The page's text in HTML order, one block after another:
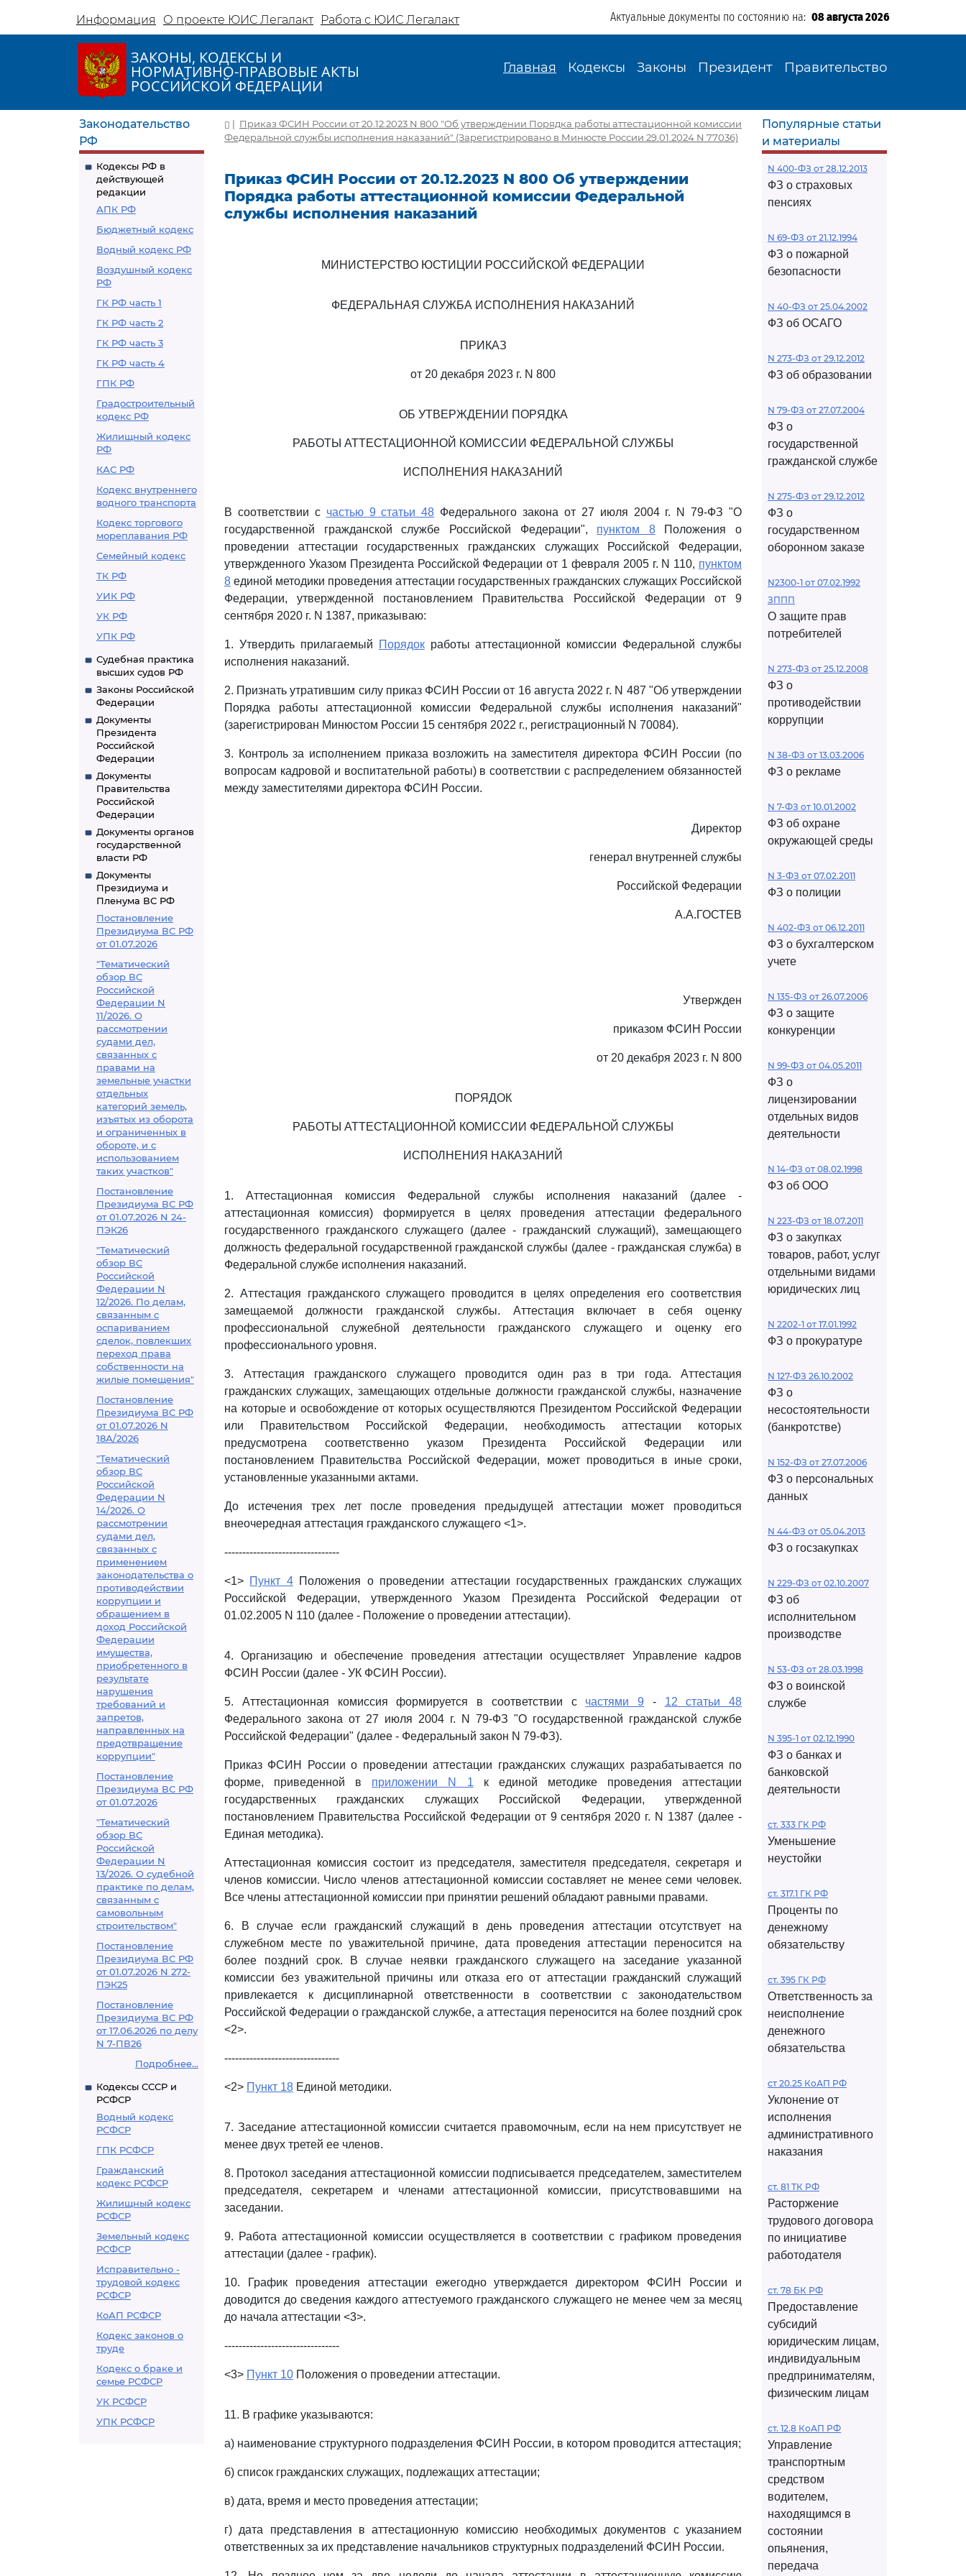
Информация О проекте ЮИС Легалакт Работа с ЮИС Легалакт Актуальные документы по состоянию на: 08 августа 2026
ЗАКОНЫ, КОДЕКСЫ И
НОРМАТИВНО-ПРАВОВЫЕ АКТЫ
РОССИЙСКОЙ ФЕДЕРАЦИИ
Главная Кодексы Законы Президент Правительство
Законодательство
РФ
Кодексы РФ в
действующей
редакции
АПК РФ
Бюджетный кодекс
Водный кодекс РФ
Воздушный кодекс
РФ
ГК РФ часть 1
ГК РФ часть 2
ГК РФ часть 3
ГК РФ часть 4
ГПК РФ
Градостроительный
кодекс РФ
Жилищный кодекс
РФ
КАС РФ
Кодекс внутреннего
водного транспорта
Кодекс торгового
мореплавания РФ
Семейный кодекс
ТК РФ
УИК РФ
УК РФ
УПК РФ
Судебная практика
высших судов РФ
Законы Российской
Федерации
Документы
Президента
Российской
Федерации
Документы
Правительства
Российской
Федерации
Документы органов
государственной
власти РФ
Документы
Президиума и
Пленума ВС РФ
Постановление
Президиума ВС РФ
от 01.07.2026
"Тематический
обзор ВС
Российской
Федерации N
11/2026. О
рассмотрении
судами дел,
связанных с
правами на
земельные участки
отдельных
категорий земель,
изъятых из оборота
и ограниченных в
обороте, и с
использованием
таких участков"
Постановление
Президиума ВС РФ
от 01.07.2026 N 24-
ПЭК26
"Тематический
обзор ВС
Российской
Федерации N
12/2026. По делам,
связанным с
оспариванием
сделок, повлекших
переход права
собственности на
жилые помещения"
Постановление
Президиума ВС РФ
от 01.07.2026 N
18А/2026
"Тематический
обзор ВС
Российской
Федерации N
14/2026. О
рассмотрении
судами дел,
связанных с
применением
законодательства о
противодействии
коррупции и
обращением в
доход Российской
Федерации
имущества,
приобретенного в
результате
нарушения
требований и
запретов,
направленных на
предотвращение
коррупции"
Постановление
Президиума ВС РФ
от 01.07.2026
"Тематический
обзор ВС
Российской
Федерации N
13/2026. О судебной
практике по делам,
связанным с
самовольным
строительством"
Постановление
Президиума ВС РФ
от 01.07.2026 N 272-
ПЭК25
Постановление
Президиума ВС РФ
от 17.06.2026 по делу
N 7-ПВ26
Подробнее...
Кодексы СССР и
РСФСР
Водный кодекс
РСФСР
ГПК РСФСР
Гражданский
кодекс РСФСР
Жилищный кодекс
РСФСР
Земельный кодекс
РСФСР
Исправительно -
трудовой кодекс
РСФСР
КоАП РСФСР
Кодекс законов о
труде
Кодекс о браке и
семье РСФСР
УК РСФСР
УПК РСФСР
| Приказ ФСИН России от 20.12.2023 N 800 "Об утверждении Порядка работы аттестационной комиссии
Федеральной службы исполнения наказаний" (Зарегистрировано в Минюсте России 29.01.2024 N 77036)
Приказ ФСИН России от 20.12.2023 N 800 Об утверждении
Порядка работы аттестационной комиссии Федеральной
службы исполнения наказаний
МИНИСТЕРСТВО ЮСТИЦИИ РОССИЙСКОЙ ФЕДЕРАЦИИ
ФЕДЕРАЛЬНАЯ СЛУЖБА ИСПОЛНЕНИЯ НАКАЗАНИЙ
ПРИКАЗ
от 20 декабря 2023 г. N 800
ОБ УТВЕРЖДЕНИИ ПОРЯДКА
РАБОТЫ АТТЕСТАЦИОННОЙ КОМИССИИ ФЕДЕРАЛЬНОЙ СЛУЖБЫ
ИСПОЛНЕНИЯ НАКАЗАНИЙ
В соответствии с частью 9 статьи 48 Федерального закона от 27 июля 2004 г. N 79-ФЗ "О
государственной гражданской службе Российской Федерации", пунктом 8Положения о
проведении аттестации государственных гражданских служащих Российской Федерации,
утвержденного Указом Президента Российской Федерации от 1 февраля 2005 г. N 110, пунктом
8 единой методики проведения аттестации государственных гражданских служащих Российской
Федерации, утвержденной постановлением Правительства Российской Федерации от 9
сентября 2020 г. N 1387, приказываю:
1. Утвердить прилагаемый Порядокработы аттестационной комиссии Федеральной службы
исполнения наказаний.
2. Признать утратившим силу приказ ФСИН России от 16 августа 2022 г. N 487 "Об утверждении
Порядка работы аттестационной комиссии Федеральной службы исполнения наказаний"
(зарегистрирован Минюстом России 15 сентября 2022 г., регистрационный N 70084).
3. Контроль за исполнением приказа возложить на заместителя директора ФСИН России (по
вопросам кадровой и воспитательной работы) в соответствии с распределением обязанностей
между заместителями директора ФСИН России.
Директор
генерал внутренней службы
Российской Федерации
А.А.ГОСТЕВ
Утвержден
приказом ФСИН России
от 20 декабря 2023 г. N 800
ПОРЯДОК
РАБОТЫ АТТЕСТАЦИОННОЙ КОМИССИИ ФЕДЕРАЛЬНОЙ СЛУЖБЫ
ИСПОЛНЕНИЯ НАКАЗАНИЙ
1. Аттестационная комиссия Федеральной службы исполнения наказаний (далее -
аттестационная комиссия) формируется в целях проведения аттестации федерального
государственного гражданского служащего (далее - гражданский служащий), замещающего
должность федеральной государственной гражданской службы (далее - гражданская служба) в
Федеральной службе исполнения наказаний.
2. Аттестация гражданского служащего проводится в целях определения его соответствия
замещаемой должности гражданской службы. Аттестация включает в себя оценку
профессиональной служебной деятельности гражданского служащего и оценку его
профессионального уровня.
3. Аттестация гражданского служащего проводится один раз в три года. Аттестация
гражданских служащих, замещающих отдельные должности гражданской службы, назначение
на которые и освобождение от которых осуществляются Президентом Российской Федерации
или Правительством Российской Федерации, необходимость аттестации которых
предусмотрена соответственно указом Президента Российской Федерации или
постановлением Правительства Российской Федерации, может проводиться в иные сроки,
установленные указанными актами.
До истечения трех лет после проведения предыдущей аттестации может проводиться
внеочередная аттестация гражданского служащего <1>.
--------------------------------
<1> Пункт 4Положения о проведении аттестации государственных гражданских служащих
Российской Федерации, утвержденного Указом Президента Российской Федерации от
01.02.2005 N 110 (далее - Положение о проведении аттестации).
4. Организацию и обеспечение проведения аттестации осуществляет Управление кадров
ФСИН России (далее - УК ФСИН России).
5. Аттестационная комиссия формируется в соответствии с частями 9 - 12 статьи 48
Федерального закона от 27 июля 2004 г. N 79-ФЗ "О государственной гражданской службе
Российской Федерации" (далее - Федеральный закон N 79-ФЗ).
Приказ ФСИН России о проведении аттестации гражданских служащих разрабатывается по
форме, приведенной в приложении N 1 к единой методике проведения аттестации
государственных гражданских служащих Российской Федерации, утвержденной
постановлением Правительства Российской Федерации от 9 сентября 2020 г. N 1387 (далее -
Единая методика).
Аттестационная комиссия состоит из председателя, заместителя председателя, секретаря и
членов комиссии. Число членов аттестационной комиссии составляет не менее семи человек.
Все члены аттестационной комиссии при принятии решений обладают равными правами.
6. В случае если гражданский служащий в день проведения аттестации отсутствует на
служебном месте по уважительной причине, дата проведения аттестации переносится на
более поздний срок. В случае неявки гражданского служащего на заседание указанной
комиссии без уважительной причины или отказа его от аттестации гражданский служащий
привлекается к дисциплинарной ответственности в соответствии с законодательством
Российской Федерации о гражданской службе, а аттестация переносится на более поздний срок
<2>.
--------------------------------
<2> Пункт 18 Единой методики.
7. Заседание аттестационной комиссии считается правомочным, если на нем присутствует не
менее двух третей ее членов.
8. Протокол заседания аттестационной комиссии подписывается председателем, заместителем
председателя, секретарем и членами аттестационной комиссии, присутствовавшими на
заседании.
9. Работа аттестационной комиссии осуществляется в соответствии с графиком проведения
аттестации (далее - график).
10. График проведения аттестации ежегодно утверждается директором ФСИН России и
доводится до сведения каждого аттестуемого гражданского служащего не менее чем за месяц
до начала аттестации <3>.
--------------------------------
<3> Пункт 10 Положения о проведении аттестации.
11. В графике указываются:
а) наименование структурного подразделения ФСИН России, в котором проводится аттестация;
б) список гражданских служащих, подлежащих аттестации;
в) дата, время и место проведения аттестации;
г) дата представления в аттестационную комиссию необходимых документов с указанием
ответственных за их представление начальников структурных подразделений ФСИН России.
Популярные статьи
и материалы
N 400-ФЗ от 28.12.2013
ФЗ о страховых
пенсиях
N 69-ФЗ от 21.12.1994
ФЗ о пожарной
безопасности
N 40-ФЗ от 25.04.2002
ФЗ об ОСАГО
N 273-ФЗ от 29.12.2012
ФЗ об образовании
N 79-ФЗ от 27.07.2004
ФЗ о
государственной
гражданской службе
N 275-ФЗ от 29.12.2012
ФЗ о
государственном
оборонном заказе
N2300-1 от 07.02.1992
ЗППП
О защите прав
потребителей
N 273-ФЗ от 25.12.2008
ФЗ о
противодействии
коррупции
N 38-ФЗ от 13.03.2006
ФЗ о рекламе
N 7-ФЗ от 10.01.2002
ФЗ об охране
окружающей среды
N 3-ФЗ от 07.02.2011
ФЗ о полиции
N 402-ФЗ от 06.12.2011
ФЗ о бухгалтерском
учете
N 135-ФЗ от 26.07.2006
ФЗ о защите
конкуренции
N 99-ФЗ от 04.05.2011
ФЗ о
лицензировании
отдельных видов
деятельности
N 14-ФЗ от 08.02.1998
ФЗ об ООО
N 223-ФЗ от 18.07.2011
ФЗ о закупках
товаров, работ, услуг
отдельными видами
юридических лиц
N 2202-1 от 17.01.1992
ФЗ о прокуратуре
N 127-ФЗ 26.10.2002
ФЗ о
несостоятельности
(банкротстве)
N 152-ФЗ от 27.07.2006
ФЗ о персональных
данных
N 44-ФЗ от 05.04.2013
ФЗ о госзакупках
N 229-ФЗ от 02.10.2007
ФЗ об
исполнительном
производстве
N 53-ФЗ от 28.03.1998
ФЗ о воинской
службе
N 395-1 от 02.12.1990
ФЗ о банках и
банковской
деятельности
ст. 333 ГК РФ
Уменьшение
неустойки
ст. 317.1 ГК РФ
Проценты по
денежному
обязательству
ст. 395 ГК РФ
Ответственность за
неисполнение
денежного
обязательства
ст 20.25 КоАП РФ
Уклонение от
исполнения
административного
наказания
ст. 81 ТК РФ
Расторжение
трудового договора
по инициативе
работодателя
ст. 78 БК РФ
Предоставление
субсидий
юридическим лицам,
индивидуальным
предпринимателям,
физическим лицам
ст. 12.8 КоАП РФ
Управление
транспортным
средством
водителем,
находящимся в
состоянии
опьянения,
передача